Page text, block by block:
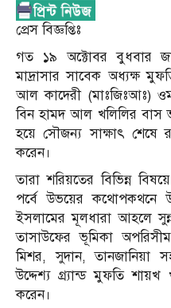
প্রেস বিজ্ঞপ্তিঃ
গত ১৯ অক্টোবর বুধবার
মাদ্রাসার সাবেক অধ্যক্ষ
আল কাদেরী (মাঃজিঃআঃ)
বিন হামদ আল খলিলির বাস
হয়ে সৌজন্য সাক্ষাৎ শেষে
করেন।
তারা শরিয়তের বিভিন্ন
পর্বে উভয়ের কথোপকথনে
ইসলামের মূলধারা আহলে
তাসাউফের ভূমিকা
মিশর, সুদান, তানজানিয়া
উদ্দেশ্য গ্র্যান্ড মুফতি
করেন।